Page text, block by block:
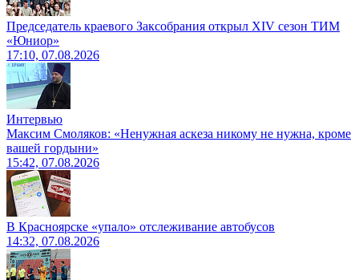
Председатель краевого Заксобрания открыл XIV сезон ТИМ
«Юниор»
17:10, 07.08.2026
Интервью
Максим Смоляков: «Ненужная аскеза никому не нужна, кроме
вашей гордыни»
15:42, 07.08.2026
В Красноярске «упало» отслеживание автобусов
14:32, 07.08.2026